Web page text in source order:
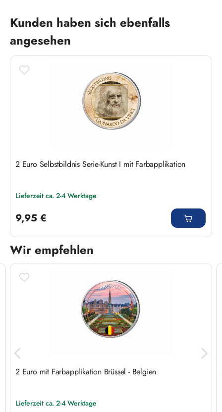
Produktgalerie überspringen
Kunden haben sich ebenfalls
angesehen
2 Euro Selbstbildnis Serie-Kunst I mit Farbapplikation
Lieferzeit ca. 2-4 Werktage
9,95 €
Wir empfehlen
Produktgalerie überspringen
2 Euro mit Farbapplikation Brüssel - Belgien
Lieferzeit ca. 2-4 Werktage